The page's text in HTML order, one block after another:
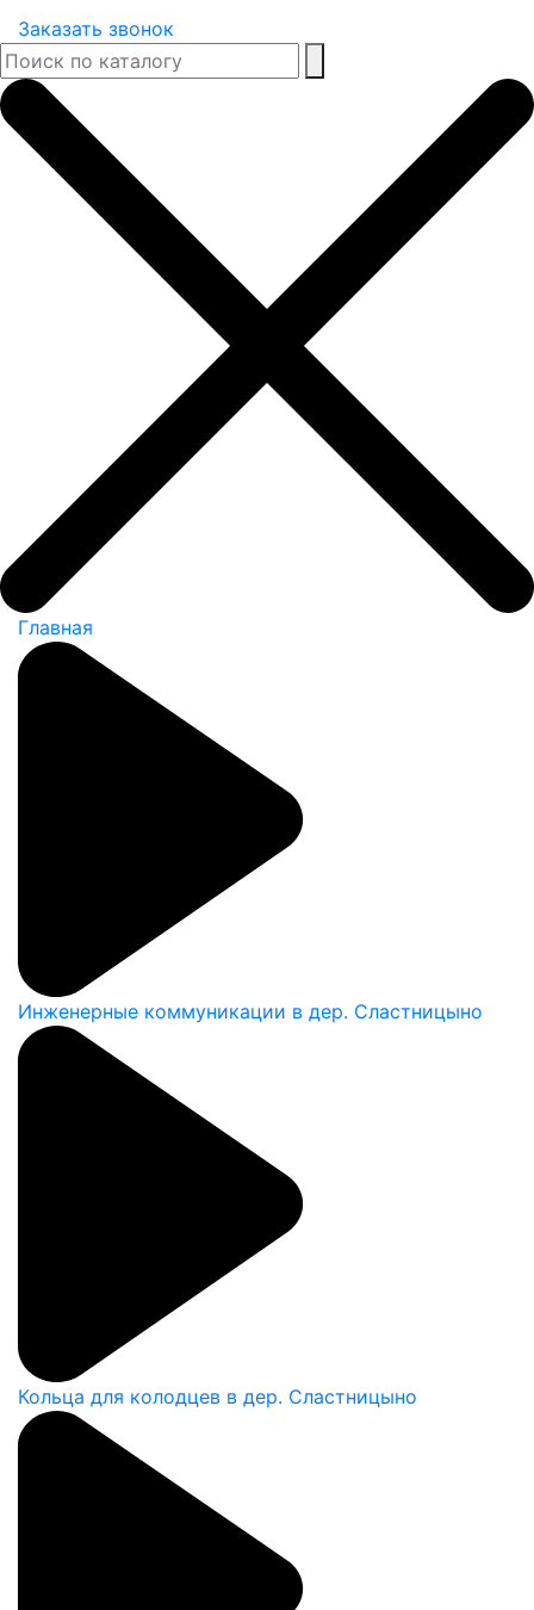
Заказать звонок
Главная
Инженерные коммуникации в дер. Сластницыно
Кольца для колодцев в дер. Сластницыно